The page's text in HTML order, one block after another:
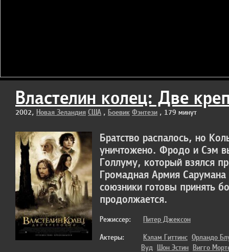
Властелин колец: Две
2002, Новая Зеландия США , Боевик Фэнтези , 179 минут
Братство распалось, но
уничтожено. Фродо и Сэм
Голлуму, который взялся
Громадная Армия Сарумана
союзники готовы принять
продолжается.
Режиссер:
Питер Джексон
Актеры:
Кэлам Гиттинс Орландо
Вуд Шон Эстин Вигго